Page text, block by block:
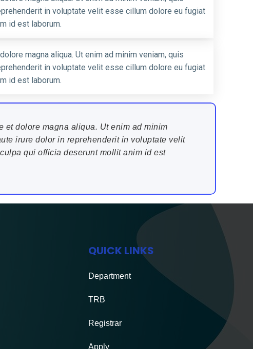
in voluptate velit esse cillum dolore eu fugiat
id est laborum.
magna aliqua. Ut enim ad minim veniam, quis
in voluptate velit esse cillum dolore eu fugiat
id est laborum.
et dolore magna aliqua. Ut enim ad minim
irure dolor in reprehenderit in voluptate velit
qui officia deserunt mollit anim id est
QUICK LINKS
Department
TRB
Registrar
Apply